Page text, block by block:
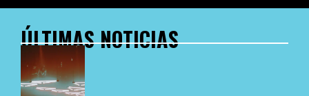
ÚLTIMAS NOTICIAS